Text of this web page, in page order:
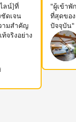
ลน์]ที่
ดเจน
ามสำคัญ
จริงอย่าง
"ผู้เข้าพั
ที่สุดของ
ปัจจุบัน"